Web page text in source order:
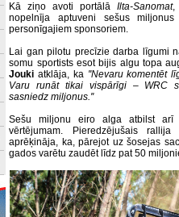
Kā ziņo avoti portālāIlta-Sanomat,
nopelnīja aptuveni sešus
personīgajiem sponsoriem.
Lai gan pilotu precīzie darba līgumi
somu sportists esot bijis algu topa
Jouki atklāja, ka''Nevaru komentēt
Varu runāt tikai vispārīgi – WRC
sasniedz miljonus.''
Sešu miljonu eiro alga atbilst arī
vērtējumam. Pieredzējušais
aprēķināja, ka, pārejot uz šosejas
gados varētu zaudēt līdz pat 50